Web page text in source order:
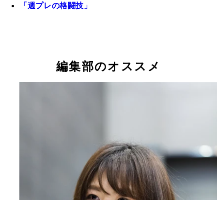
「週プレの格闘技」
編集部のオススメ